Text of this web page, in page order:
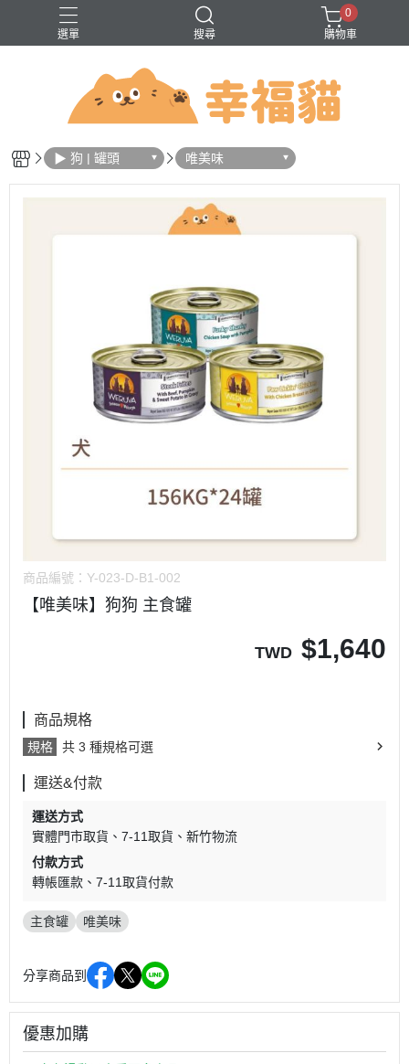
選單 搜尋
巔峰 法米納 無穀
0
購物車
▶ 狗 | 罐頭 唯美味
商品編號： Y-023-D-B1-002
【唯美味】狗狗 主食罐
TWD $1,640
商品規格
規格 共 3 種規格可選
運送&付款
運送方式
實體門市取貨
7-11取貨
新竹物流
付款方式
轉帳匯款
7-11取貨付款
主食罐 唯美味
分享商品到
優惠加購